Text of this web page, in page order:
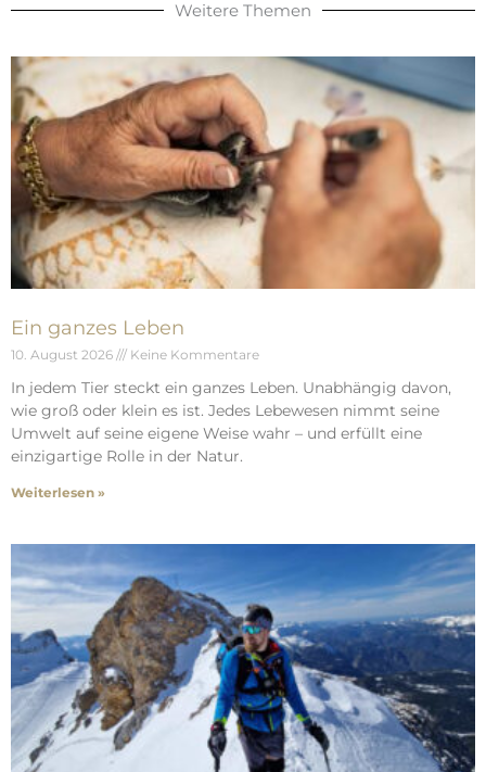
Weitere Themen
Ein ganzes Leben
10. August 2026 Keine Kommentare
In jedem Tier steckt ein ganzes Leben. Unabhängig davon,
wie groß oder klein es ist. Jedes Lebewesen nimmt seine
Umwelt auf seine eigene Weise wahr – und erfüllt eine
einzigartige Rolle in der Natur.
Weiterlesen »